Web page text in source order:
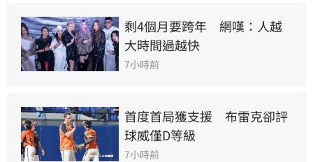
剩4個月要跨年　網嘆：人越
大時間過越快
7小時前
首度首局獲支援　布雷克卻評
球威僅D等級
7小時前